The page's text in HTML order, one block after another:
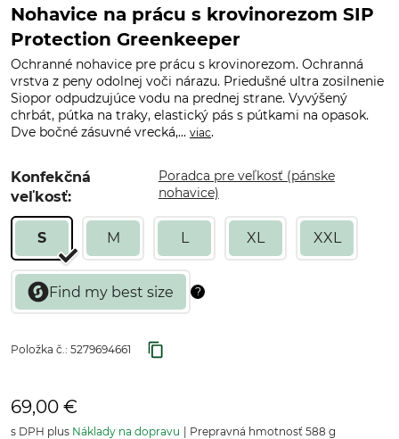
Nohavice na prácu s krovinorezom SIP
Protection Greenkeeper
Ochranné nohavice pre prácu s krovinorezom. Ochranná
vrstva z peny odolnej voči nárazu. Priedušné ultra zosilnenie
Siopor odpudzujúce vodu na prednej strane. Vyvýšený
chrbát, pútka na traky, elastický pás s pútkami na opasok.
Dve bočné zásuvné vrecká,... viac.
Konfekčná
veľkosť:
Poradca pre veľkosť (pánske
nohavice)
S M L XL XXL
Položka č.: 5279694661
69,00 €
s DPH plus Náklady na dopravu Prepravná hmotnosť 588 g